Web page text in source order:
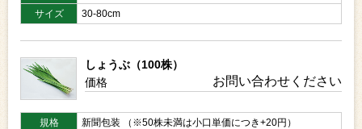
ご注文履歴
産地出荷カレンダー
サイズ
30-80cm
しょうぶ（100株）
価格
お問い合わせください
規格
新聞包装 （※50株未満は小口単価につき+20円）